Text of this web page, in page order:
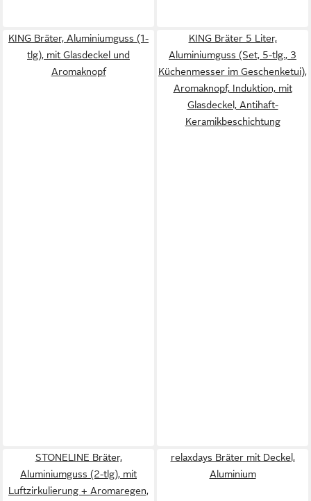
KING Bräter, Aluminiumguss (1-
tlg), mit Glasdeckel und
Aromaknopf
KING Bräter 5 Liter,
Aluminiumguss (Set, 5-tlg., 3
Küchenmesser im Geschenketui),
Aromaknopf, Induktion, mit
Glasdeckel, Antihaft-
Keramikbeschichtung
STONELINE Bräter,
Aluminiumguss (2-tlg), mit
Luftzirkulierung + Aromaregen,
relaxdays Bräter mit Deckel,
Aluminium